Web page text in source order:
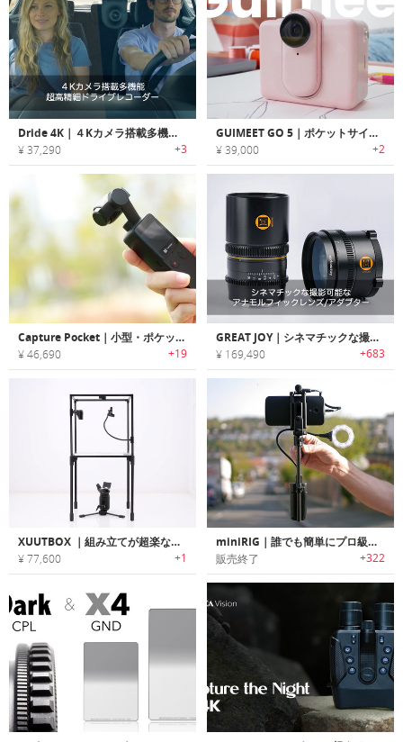
Dride 4K｜４Kカメラ搭載多機能・超高精細ドライブレコーダー「ドライド4K」
¥ 37,290 +3
GUIMEET GO 5｜ポケットサイズで持ち運べる 4K ウェアラブルカメラ
¥ 39,000 +2
Capture Pocket｜小型・ポケットサイズの高性能4Kジンバルカメラ「キャプチャーポケット」
¥ 46,690 +19
GREAT JOY｜シネマチックな撮影可能なアナモルフィックレンズ/アダプター「グレートジョイ」
¥ 169,490 +683
XUUTBOX ｜組み立てが超楽なポータブル撮影スタジオ
¥ 77,600 +1
miniRIG｜誰でも簡単にプロ級の撮影が可能なスマホ・GoPro対応ポータブルスタビライザー「ミニリグ」
販売終了 +322